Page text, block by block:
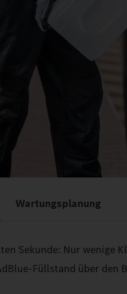
Wartungsplanung
Sekunde: Nur wenige
Füllstand über den